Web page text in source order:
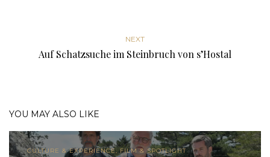
NEXT
Auf Schatzsuche im Steinbruch von s’Hostal
YOU MAY ALSO LIKE
CULTURE & EXPERIENCE, FILM & SPOTLIGHT